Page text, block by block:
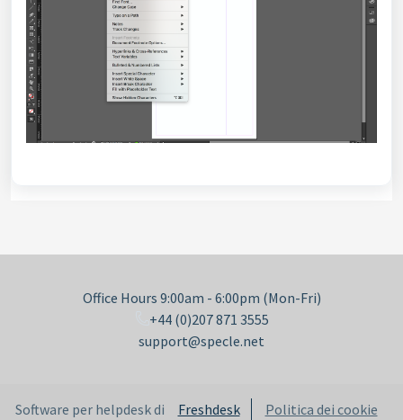
Office Hours 9:00am - 6:00pm (Mon-Fri)
+44 (0)207 871 3555
support@specle.net
Software per helpdesk di Freshdesk Politica dei cookie